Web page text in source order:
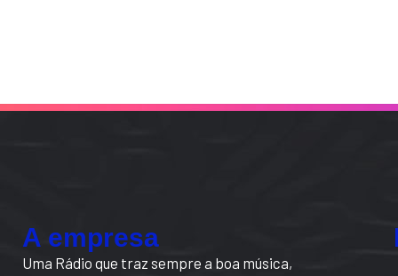
A empresa
Uma Rádio que traz sempre a boa música,